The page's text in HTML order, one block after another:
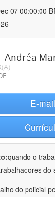
07 00:00:00
Andréa
E-mail
quando o
do
do policial